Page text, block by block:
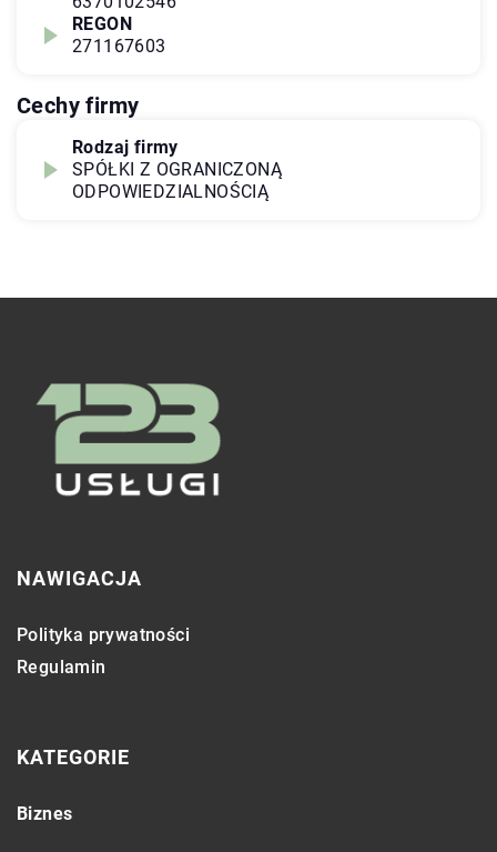
REGON
271167603
Cechy firmy
Rodzaj firmy
SPÓŁKI Z OGRANICZONĄ
ODPOWIEDZIALNOŚCIĄ
NAWIGACJA
Polityka prywatności
Regulamin
KATEGORIE
Biznes